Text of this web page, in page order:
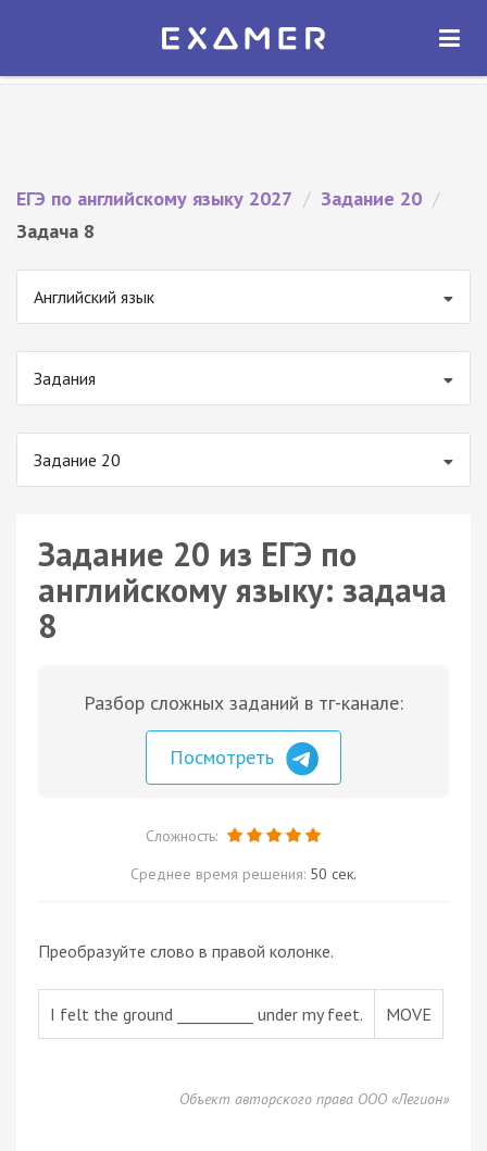
Экзамер — ЕГЭ 2027
ОТКРЫТЬ
ЕГЭ по английскому языку 2027 / Задание 20 /
Задача 8
Английский язык
Задания
Задание 20
Задание 20 из ЕГЭ по
английскому языку: задача
8
Разбор сложных заданий в тг-канале:
Посмотреть
Сложность:
Среднее время решения: 50 сек.
Преобразуйте слово в правой колонке.
I felt the ground __________ under my feet. MOVE
Объект авторского права ООО «Легион»